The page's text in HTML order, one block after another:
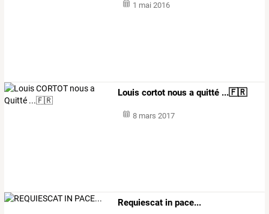
1 mai 2016
Louis cortot nous a quitté ...🇫🇷
8 mars 2017
Requiescat in pace...